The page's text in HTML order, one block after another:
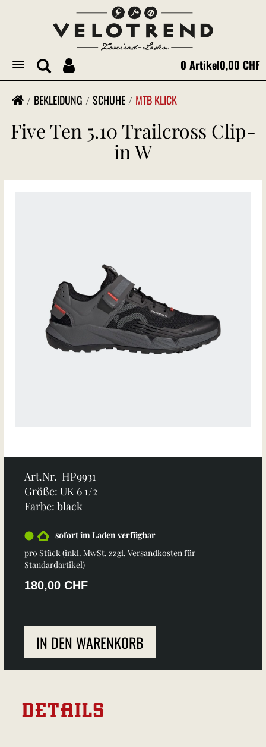
Toggle
navigation
0 Artikel0,00 CHF
BEKLEIDUNG SCHUHE MTB KLICK
Five Ten 5.10 Trailcross Clip-
in W
Art.Nr. HP9931
Größe: UK 6 1/2
Farbe: black
sofort im Laden verfügbar
pro Stück (inkl. MwSt. zzgl. Versandkosten für
Standardartikel)
180,00 CHF
IN DEN WARENKORB
DETAILS